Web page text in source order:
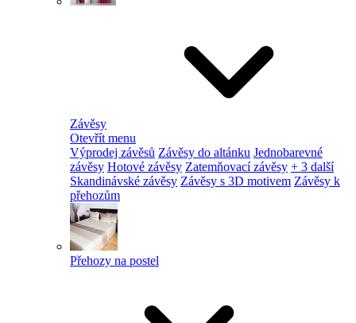
Závěsy
Otevřít menu
Výprodej závěsů Závěsy do altánku Jednobarevné
závěsy Hotové závěsy Zatemňovací závěsy + 3 další
Skandinávské závěsy Závěsy s 3D motivem Závěsy k
přehozům
Přehozy na postel